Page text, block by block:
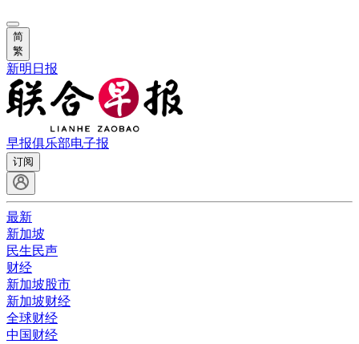
简
繁
新明日报
早报俱乐部电子报
订阅
最新
新加坡
民生民声
财经
新加坡股市
新加坡财经
全球财经
中国财经